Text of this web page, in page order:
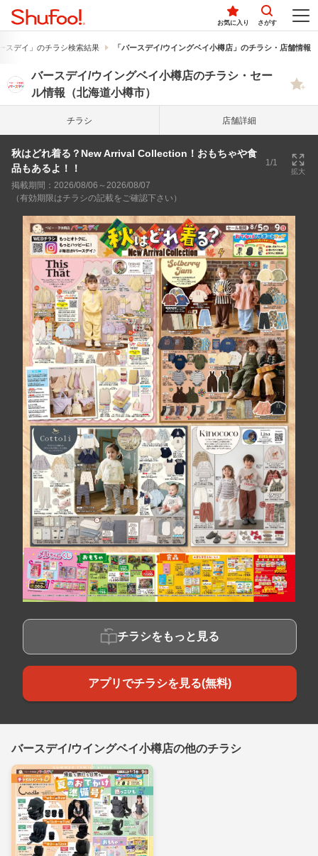
お気に入り さがす
スデイ」のチラシ検索結果 「バースデイ/ウイングベイ小樽店」のチラシ・店舗情報
バースデイ/ウイングベイ小樽店のチラシ・セー
ル情報（北海道小樽市）
チラシ 店舗詳細
秋はどれ着る？New Arrival Collection！おもちゃや食
品もあるよ！！
1/1
拡大
掲載期間：2026/08/06～2026/08/07
（有効期限はチラシの記載をご確認下さい）
チラシをもっと見る
アプリでチラシを見る(無料)
バースデイ/ウイングベイ小樽店の他のチラシ